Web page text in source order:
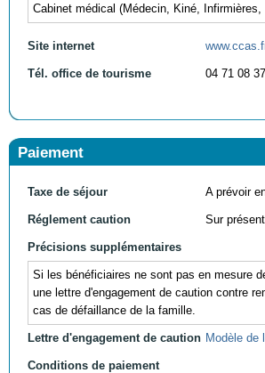
Cabinet médical (Médecin, Kiné,
Site internet
Tél. office de tourisme 04 71 08
Paiement
Taxe de séjour A prévoir
Réglement caution Sur
Précisions supplémentaires
Si les bénéficiaires ne sont pas en mesure
une lettre d'engagement de caution contre
cas de défaillance de la famille.
Lettre d'engagement de caution Modèle de
Conditions de paiement